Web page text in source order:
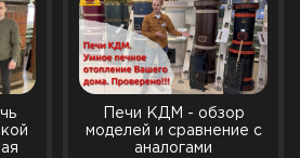
Печи КДМ - обзор
моделей и сравнение с
аналогами